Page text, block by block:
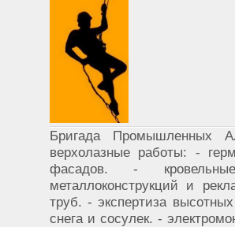
Бригада Промышленных
верхолазные работы: -
фасадов. -
металлоконструкций и
труб. - экспертиза
снега и сосулек. -